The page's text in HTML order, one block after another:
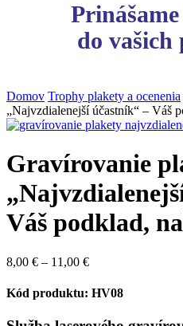
do
Domov Trophy plakety a ocenenia
„Najvzdialenejší účastník“ – Váš
Gravírovanie
Váš podklad,
8,00 € – 11,00 €Price
8,00 €
11,00 €
Kód produktu: HV08